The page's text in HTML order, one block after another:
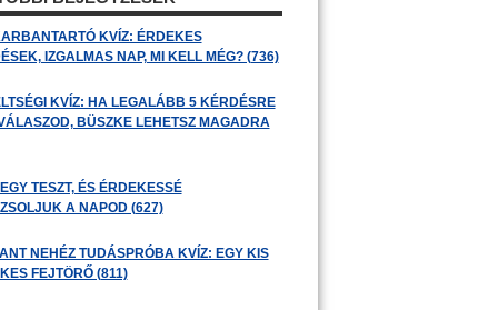
KVÍZ: ÉRDEKES
IZGALMAS NAP, MI KELL MÉG? (736)
KVÍZ: HA LEGALÁBB 5 KÉRDÉSRE
BÜSZKE LEHETSZ MAGADRA
TESZT, ÉS ÉRDEKESSÉ
A NAPOD (627)
NEHÉZ TUDÁSPRÓBA KVÍZ: EGY KIS
FEJTÖRŐ (811)